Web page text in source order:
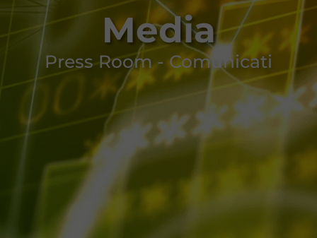
Media
Press Room - Comunicati